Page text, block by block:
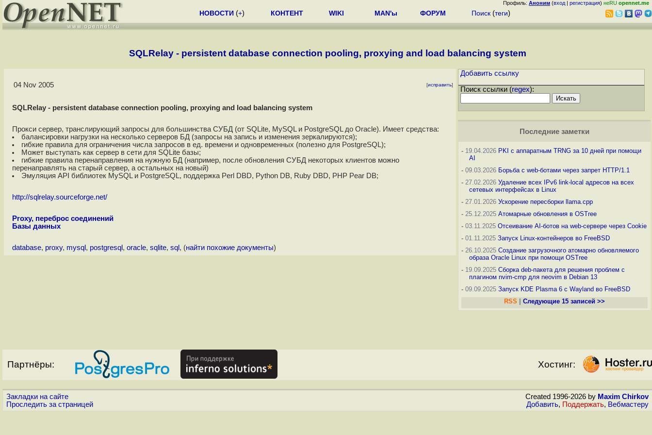
Профиль: Аноним (вход | регистрация) неRU opennet.me
НОВОСТИ (+) КОНТЕНТ WIKI MAN'ы ФОРУМ Поиск (теги)
SQLRelay - persistent database connection pooling, proxying and load balancing system
04 Nov 2005 [исправить]
SQLRelay - persistent database connection pooling, proxying and load balancing system
Прокси сервер, транслирующий запросы для большинства СУБД (от SQLite, MySQL и PostgreSQL до Oracle). Имеет средства:
балансировки нагрузки на несколько серверов БД (запросы на запись и изменения зеркалируются);
гибкие правила для ограничения числа запросов в ед. времени и одновременных (полезно для PostgreSQL);
Может выступать как сервер в сети для SQLite базы;
гибкие правила перенаправления на нужную БД (например, после обновления СУБД некоторых клиентов можно
перенаправлять на старый сервер, а остальных на новый)
Эмуляция API библиотек MySQL и PostgreSQL, поддержка Perl DBD, Python DB, Ruby DBD, PHP Pear DB;
http://sqlrelay.sourceforge.net/
Proxy, переброс соединений
Базы данных
database, proxy, mysql , postgresql , oracle, sqlite, sql , (найти похожие документы)
Добавить ссылку
Поиск ссылки (regex):
Последние заметки
- 19.04.2026 PKI с аппаратным TRNG за 10 дней при помощи
AI
- 09.03.2026 Борьба с web-ботами через запрет HTTP/1.1
- 27.02.2026 Удаление всех IPv6 link-local адресов на всех
сетевых интерфейсах в Linux
- 27.01.2026 Ускорение пересборки llama.cpp
- 25.12.2025 Атомарные обновления в OSTree
- 03.11.2025 Отсеивание AI-ботов на web-сервере через Cookie
- 01.11.2025 Запуск Linux-контейнеров во FreeBSD
- 26.10.2025 Создание загрузочного атомарно обновляемого
образа Oracle Linux при помощи OSTree
- 19.09.2025 Сборка deb-пакета для решения проблем с
плагином nvim-cmp для neovim в Debian 13
- 09.09.2025 Запуск KDE Plasma 6 с Wayland во FreeBSD
RSS
Следующие 15 записей >>
Партнёры: Хостинг:
Закладки на сайте
Проследить за страницей
Created 1996-2026 by Maxim Chirkov
Добавить, Поддержать, Вебмастеру